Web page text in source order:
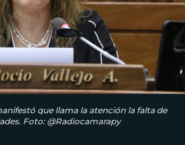
que llama la atención la falta de
Foto: @Radiocamarapy